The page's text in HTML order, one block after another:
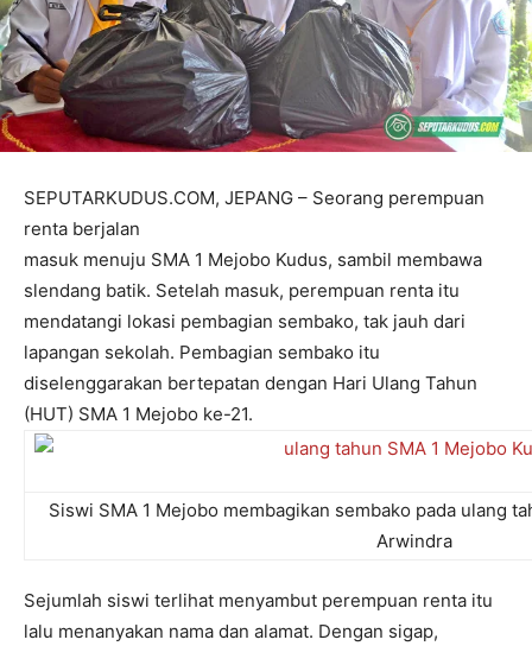
SEPUTARKUDUS.COM, JEPANG – Seorang perempuan
renta berjalan
masuk menuju SMA 1 Mejobo Kudus, sambil membawa
slendang batik. Setelah masuk, perempuan renta itu
mendatangi lokasi pembagian sembako, tak jauh dari
lapangan sekolah. Pembagian sembako itu
diselenggarakan bertepatan dengan Hari Ulang Tahun
(HUT) SMA 1 Mejobo ke-21.
Siswi SMA 1 Mejobo membagikan sembako pada ulang
Arwindra
Sejumlah siswi terlihat menyambut perempuan renta itu
lalu menanyakan nama dan alamat. Dengan sigap,